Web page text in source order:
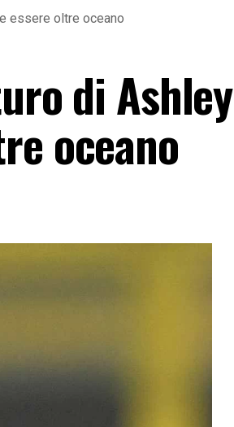
essere oltre oceano
di Ashley
oceano